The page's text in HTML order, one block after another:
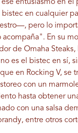
entusiasmo en el
bistec en cualquier
pero lo
En su
de Omaha
es el bistec en sí,
en Rocking V, se
con un
hasta obtener
con una salsa
entre otros